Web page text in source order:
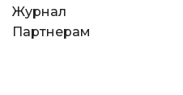
Журнал
Партнерам